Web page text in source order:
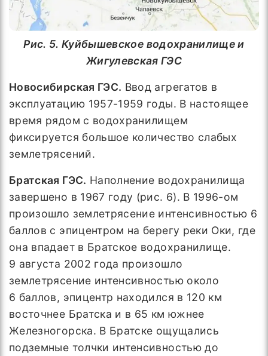
Рис. 5. Куйбышевское водохранилище и
Жигулевская ГЭС
Новосибирская ГЭС. Ввод агрегатов в
эксплуатацию 1957-1959 годы. В настоящее
время рядом с водохранилищем
фиксируется большое количество слабых
землетрясений.
Братская ГЭС. Наполнение водохранилища
завершено в 1967 году (рис. 6). В 1996-ом
произошло землетрясение интенсивностью 6
баллов с эпицентром на берегу реки Оки, где
она впадает в Братское водохранилище.
9 августа 2002 года произошло
землетрясение интенсивностью около
6 баллов, эпицентр находился в 120 км
восточнее Братска и в 65 км южнее
Железногорска. В Братске ощущались
подземные толчки интенсивностью до